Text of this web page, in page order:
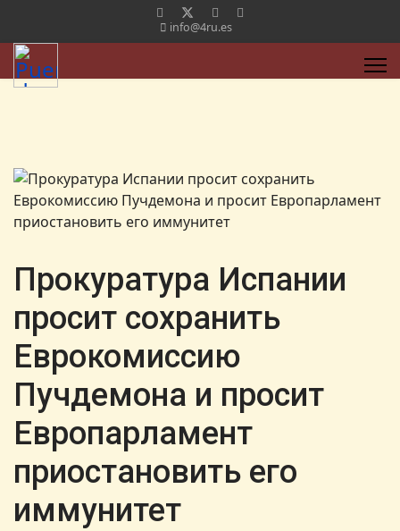
info@4ru.es
Прокуратура Испании
просит сохранить
Еврокомиссию
Пучдемона и просит
Европарламент
приостановить его
иммунитет